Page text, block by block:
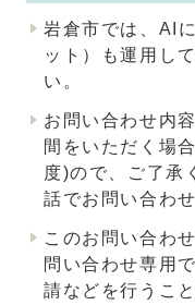
岩倉市では、AI
ット）も運用し
い。
お問い合わせ内
間をいただく場
度)ので、ご了承
話でお問い合わ
このお問い合わ
問い合わせ専用
請などを行うこ